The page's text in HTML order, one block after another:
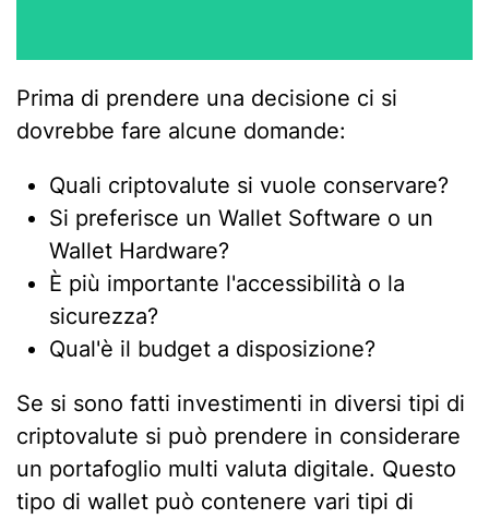
Prima di prendere una decisione ci si
dovrebbe fare alcune domande:
Quali criptovalute si vuole conservare?
Si preferisce un Wallet Software o un
Wallet Hardware?
È più importante l'accessibilità o la
sicurezza?
Qual'è il budget a disposizione?
Se si sono fatti investimenti in diversi tipi di
criptovalute si può prendere in considerare
un portafoglio multi valuta digitale. Questo
tipo di wallet può contenere vari tipi di